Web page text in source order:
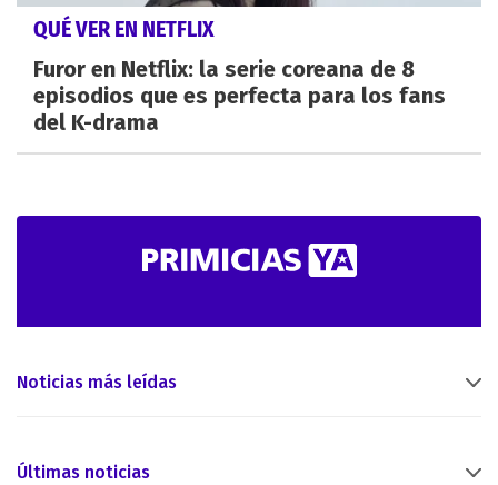
QUÉ VER EN NETFLIX
Furor en Netflix: la serie coreana de 8
episodios que es perfecta para los fans
del K-drama
Noticias más leídas
Últimas noticias